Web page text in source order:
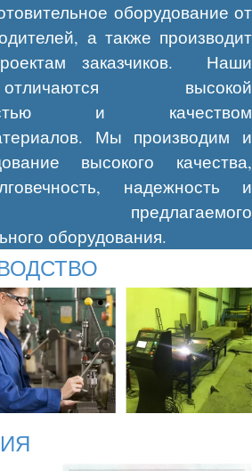
оборудование от
а также производит
заказчиков. Наши
высокой
и качеством
Мы производим и
высокого качества,
надежность и
предлагаемого
оборудования.